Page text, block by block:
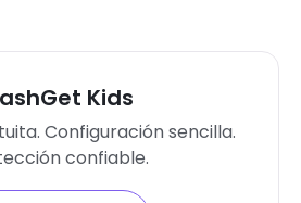
Kids
Configuración sencilla.
confiable.